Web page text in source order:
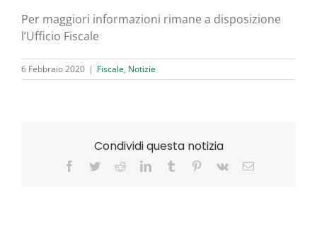
Per mag­gio­ri infor­ma­zio­ni rima­ne a dispo­si­zio­ne
l’Uf­fi­cio Fiscale
6 Febbraio 2020 | Fiscale, Notizie
Condividi questa notizia
Facebook
TwitterRedditLinkedInTumblr Pinterest
Vk Email